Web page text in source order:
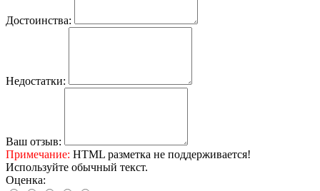
Достоинства:
Недостатки:
Ваш отзыв:
Примечание: HTML разметка не поддерживается!
Используйте обычный текст.
Оценка: